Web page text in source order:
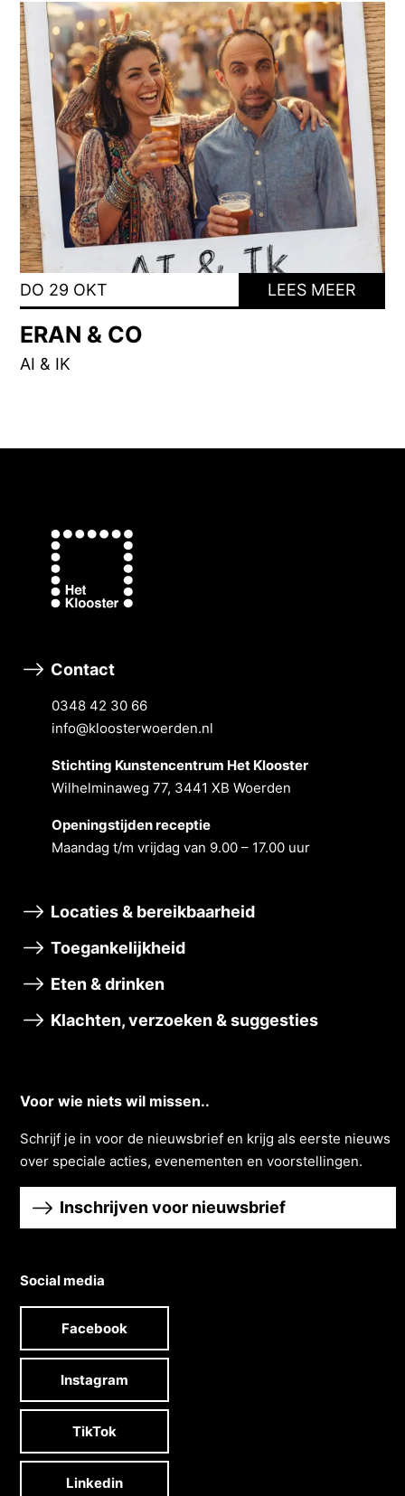
DO 29 OKT LEES MEER
ERAN & CO
AI & IK
Contact
0348 42 30 66
info@kloosterwoerden.nl
Stichting Kunstencentrum Het Klooster
Wilhelminaweg 77, 3441 XB Woerden
Openingstĳden receptie
Maandag t/m vrĳdag van 9.00 – 17.00 uur
Locaties & bereikbaarheid
Toegankelijkheid
Eten & drinken
Klachten, verzoeken & suggesties
Voor wie niets wil missen..
Schrĳf je in voor de nieuwsbrief en krĳg als eerste nieuws
over speciale acties, evenementen en voorstellingen.
Inschrijven voor nieuwsbrief
Social media
Facebook
Instagram
TikTok
Linkedin